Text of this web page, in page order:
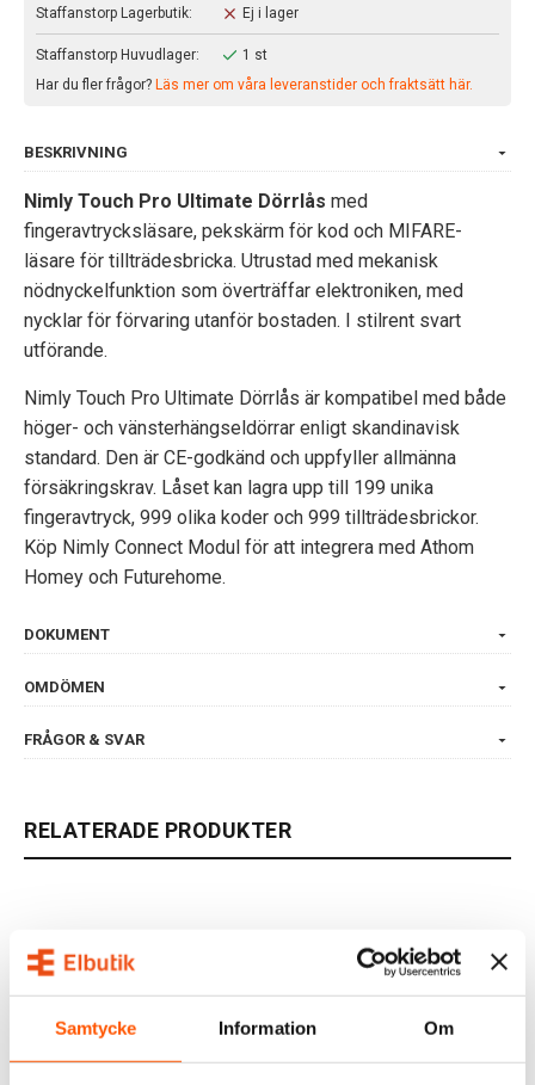
Samtycke Information Om
Staffanstorp Lagerbutik:
Ej i lager
Staffanstorp Huvudlager:
1 st
Har du fler frågor? Läs mer om våra leveranstider och fraktsätt här.
BESKRIVNING
Nimly Touch Pro Ultimate Dörrlås med
fingeravtrycksläsare, pekskärm för kod och MIFARE-
läsare för tillträdesbricka. Utrustad med mekanisk
nödnyckelfunktion som överträffar elektroniken, med
nycklar för förvaring utanför bostaden. I stilrent svart
utförande.
Nimly Touch Pro Ultimate Dörrlås är kompatibel med både
höger- och vänsterhängseldörrar enligt skandinavisk
standard. Den är CE-godkänd och uppfyller allmänna
försäkringskrav. Låset kan lagra upp till 199 unika
fingeravtryck, 999 olika koder och 999 tillträdesbrickor.
Köp Nimly Connect Modul för att integrera med Athom
Homey och Futurehome.
DOKUMENT
OMDÖMEN
FRÅGOR & SVAR
RELATERADE PRODUKTER